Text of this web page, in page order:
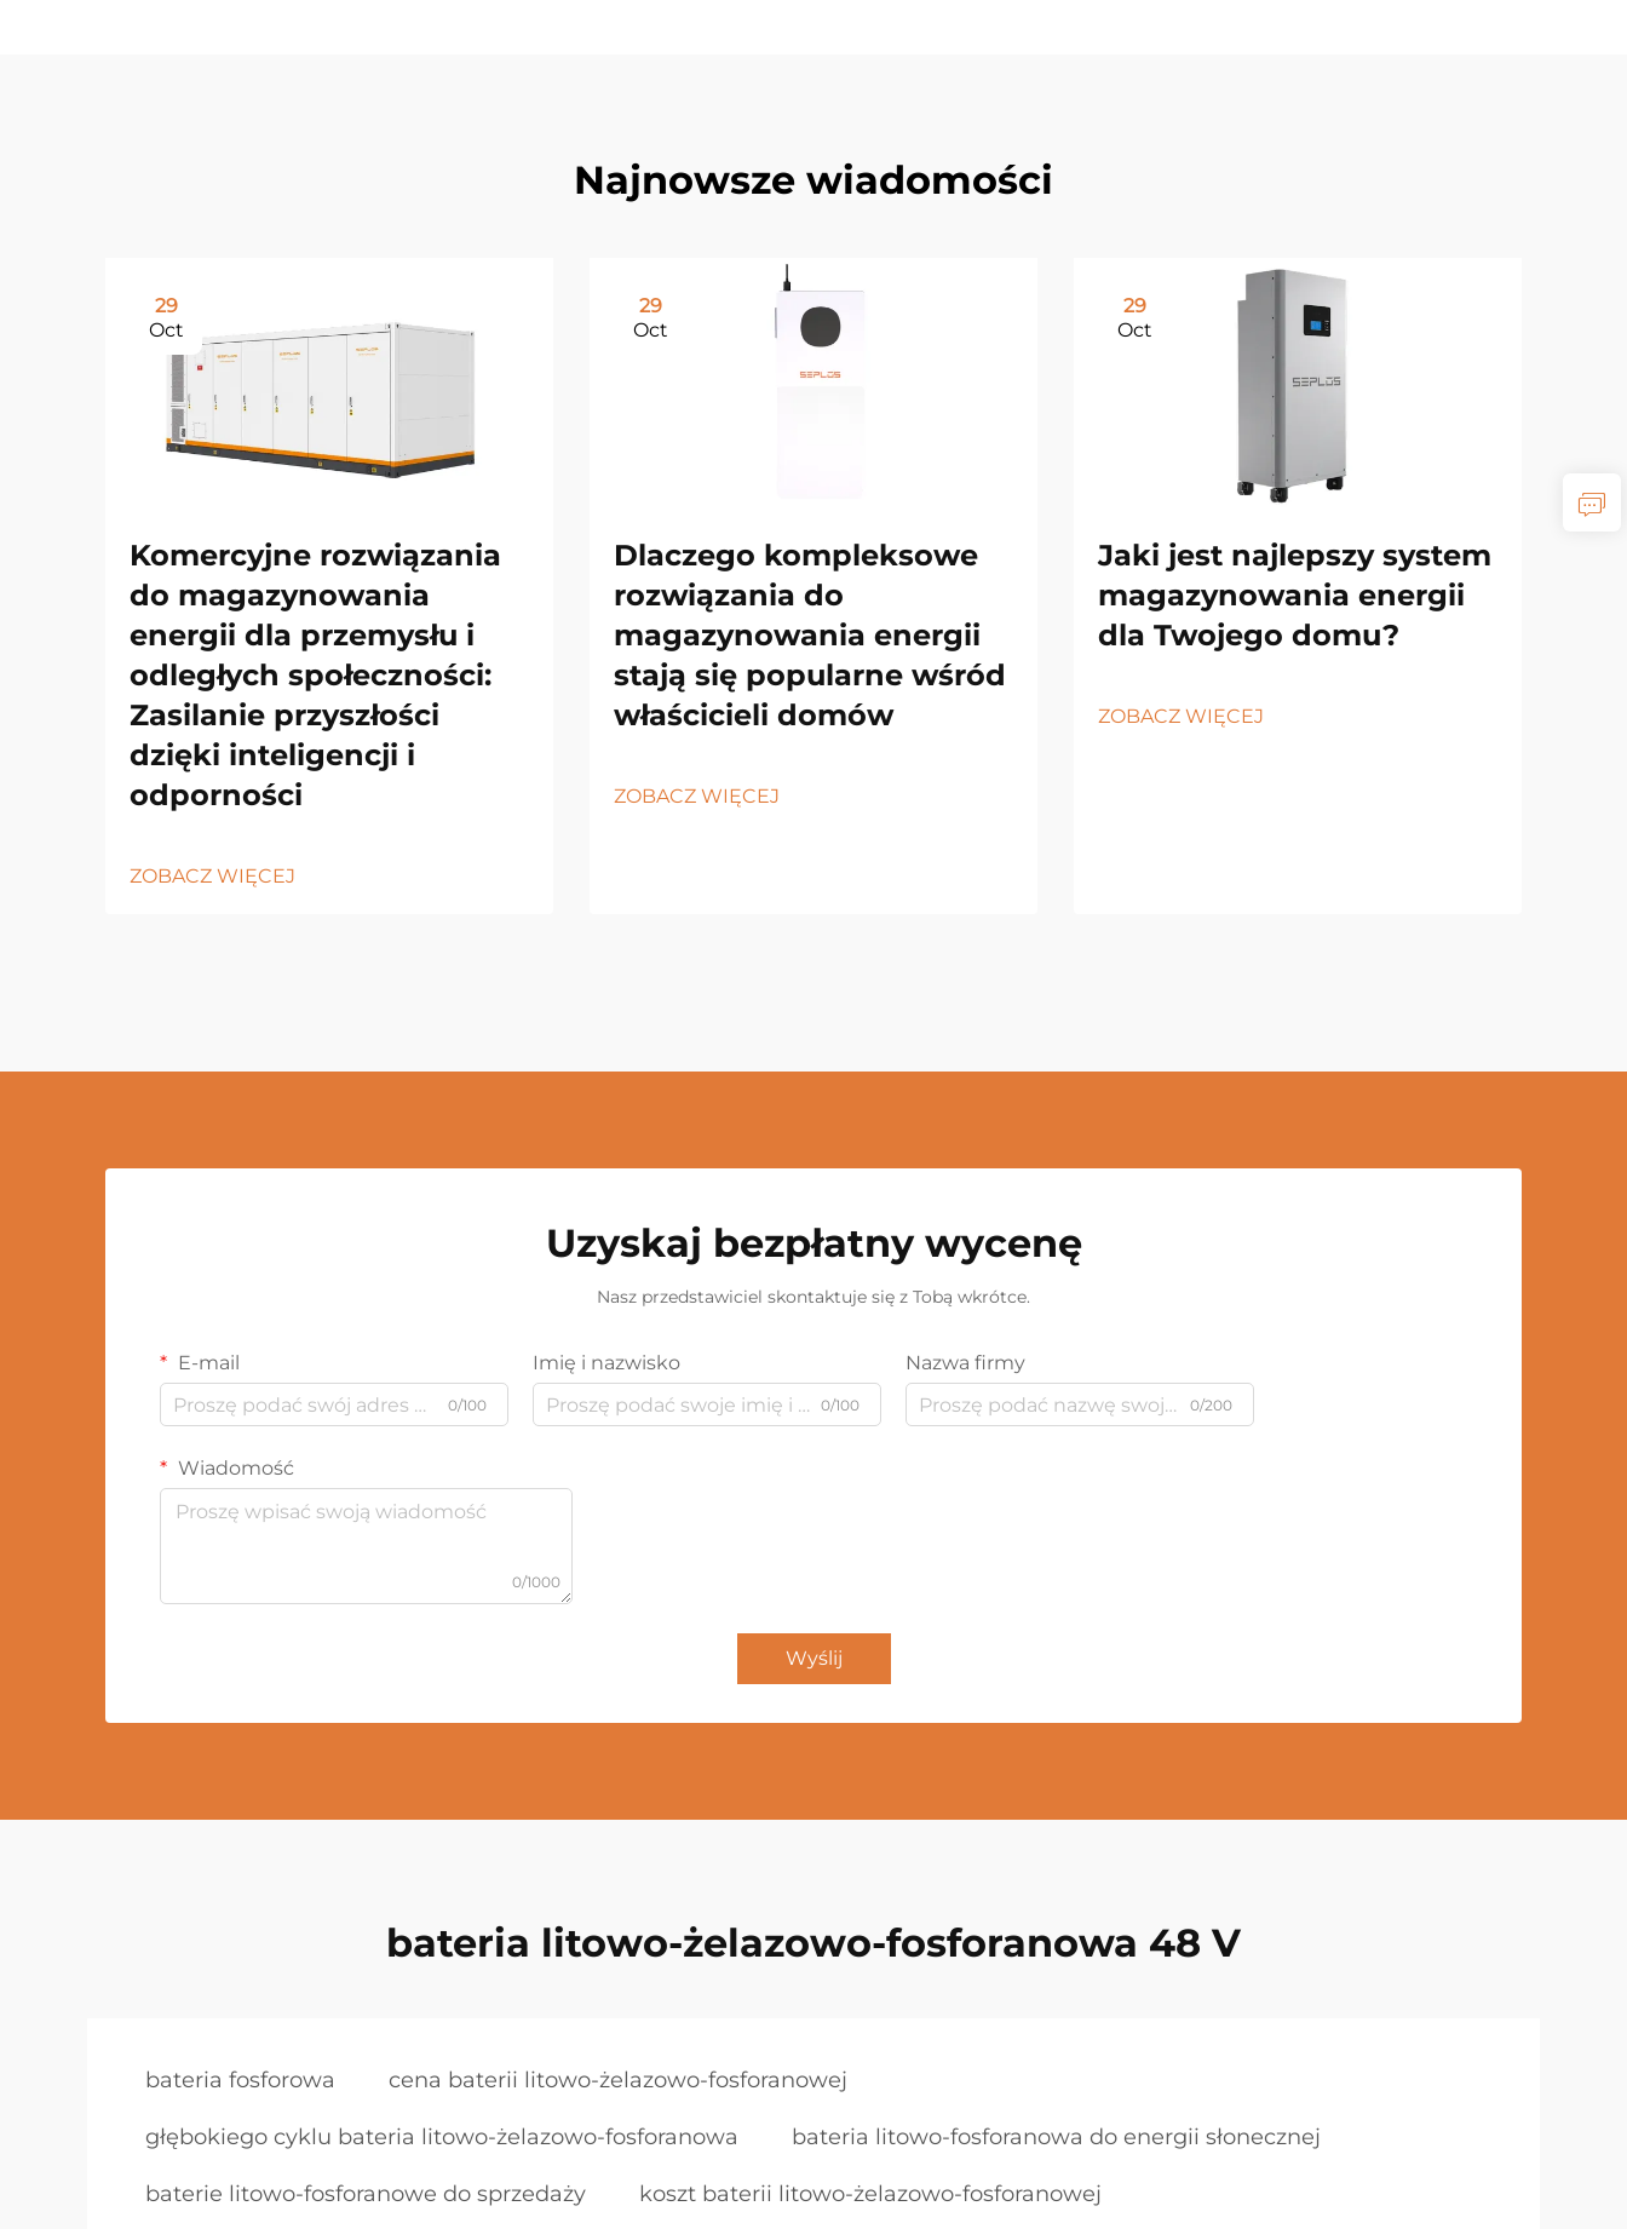
Najnowsze wiadomości
29
Oct
Komercyjne rozwiązania
do magazynowania
energii dla przemysłu i
odległych społeczności:
Zasilanie przyszłości
dzięki inteligencji i
odporności
ZOBACZ WIĘCEJ
29
Oct
Dlaczego kompleksowe
rozwiązania do
magazynowania energii
stają się popularne wśród
właścicieli domów
ZOBACZ WIĘCEJ
29
Oct
Jaki jest najlepszy system
magazynowania energii
dla Twojego domu?
ZOBACZ WIĘCEJ
Uzyskaj bezpłatny wycenę
Nasz przedstawiciel skontaktuje się z Tobą wkrótce.
E-mail
0/100
Imię i nazwisko
0/100
Nazwa firmy
0/200
Wiadomość
0/1000
Wyślij
bateria litowo-żelazowo-fosforanowa 48 V
bateria fosforowa cena baterii litowo-żelazowo-fosforanowej
głębokiego cyklu bateria litowo-żelazowo-fosforanowa bateria litowo-fosforanowa do energii słonecznej
baterie litowo-fosforanowe do sprzedaży koszt baterii litowo-żelazowo-fosforanowej